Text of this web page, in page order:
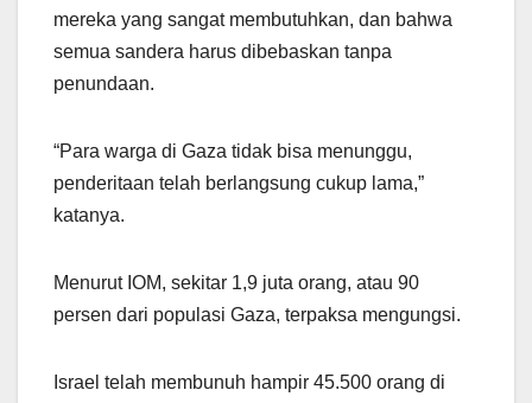
mereka yang sangat membutuhkan, dan bahwa
semua sandera harus dibebaskan tanpa
penundaan.
“Para warga di Gaza tidak bisa menunggu,
penderitaan telah berlangsung cukup lama,”
katanya.
Menurut IOM, sekitar 1,9 juta orang, atau 90
persen dari populasi Gaza, terpaksa mengungsi.
Israel telah membunuh hampir 45.500 orang di